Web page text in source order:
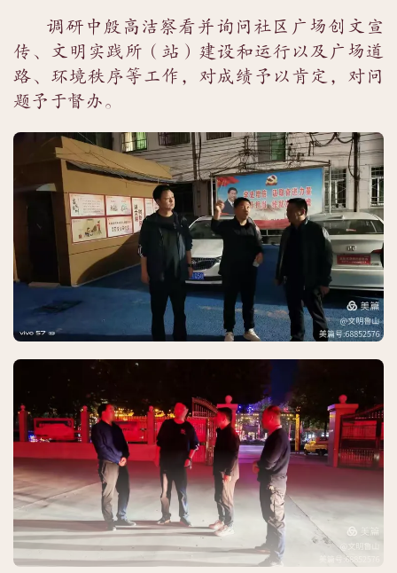
调研中殷高洁察看并询问社区广场创文宣
传、文明实践所（站）建设和运行以及广场道
路、环境秩序等工作，对成绩予以肯定，对问
题予于督办。